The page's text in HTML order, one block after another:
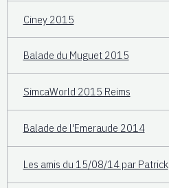
Ciney 2015
Balade du Muguet 2015
SimcaWorld 2015 Reims
Balade de l'Emeraude 2014
Les amis du 15/08/14 par Patrick